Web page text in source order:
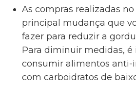
As compras realizadas
principal mudança que
fazer para reduzir a
Para diminuir medidas,
consumir alimentos anti-
com carboidratos de